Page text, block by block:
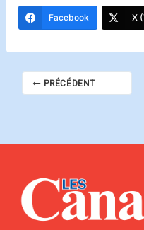
Facebook X
PRÉCÉDENT